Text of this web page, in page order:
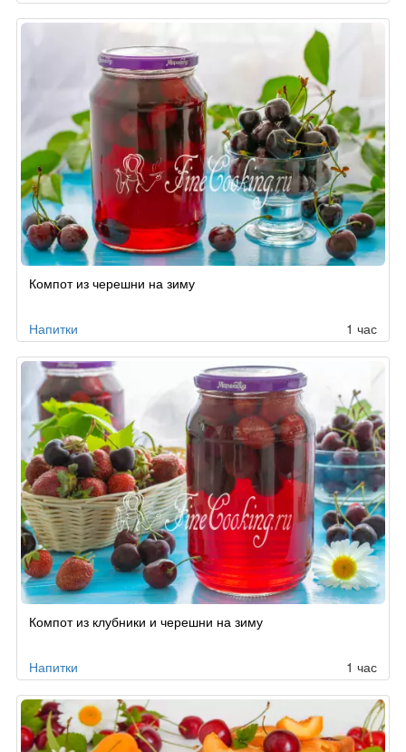
Компот из черешни на зиму
Напитки 1 час
Компот из клубники и черешни на зиму
Напитки 1 час